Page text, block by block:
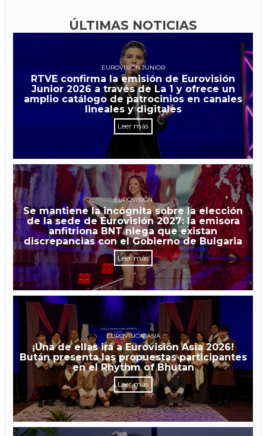
ÚLTIMAS NOTICIAS
EUROVISIÓN JUNIOR
RTVE confirma la emisión de Eurovisión
Junior 2026 a través de La 1 y ofrece un
amplio catálogo de patrocinios en canales
lineales y digitales
Leer más
EUROVISIÓN
Se mantiene la incógnita sobre la elección
de la sede de Eurovisión 2027: la emisora
anfitriona BNT niega que existan
discrepancias con el Gobierno de Bulgaria
Leer más
EUROVISIÓN ASIA
¡Una de ellas irá a Eurovisión Asia 2026!
Bután presenta las propuestas participantes
en el Rhythm of Bhutan
Leer más